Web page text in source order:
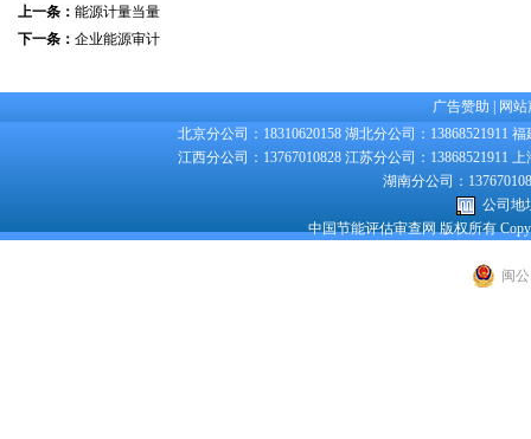
上一条： 能源计量当量
下一条： 企业能源审计
广告赞助
网
北京分公司：18310620158 湖北分公司：13868521911
江西分公司：13767010828 江苏分公司：13868521911
湖南分公司：
公司地
中国节能评估审查网 版权所有
闽